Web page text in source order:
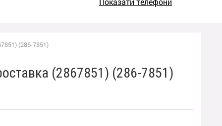
(286-7851)
(2867851) (286-7851)